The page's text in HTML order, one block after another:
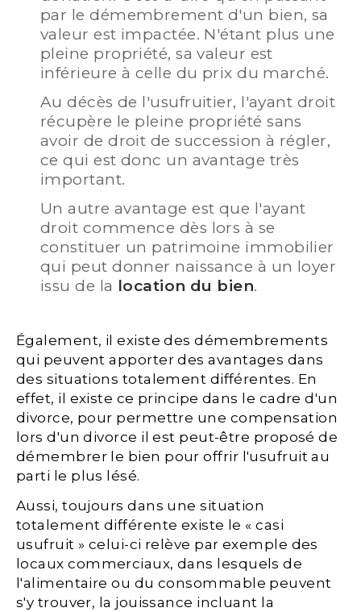
par le démembrement d'un bien, sa
valeur est impactée. N'étant plus une
pleine propriété, sa valeur est
inférieure à celle du prix du marché.
Au décès de l'usufruitier, l'ayant droit
récupère le pleine propriété sans
avoir de droit de succession à régler,
ce qui est donc un avantage très
important.
Un autre avantage est que l'ayant
droit commence dès lors à se
constituer un patrimoine immobilier
qui peut donner naissance à un loyer
issu de la location du bien.
Également, il existe des démembrements
qui peuvent apporter des avantages dans
des situations totalement différentes. En
effet, il existe ce principe dans le cadre d'un
divorce, pour permettre une compensation
lors d'un divorce il est peut-être proposé de
démembrer le bien pour offrir l'usufruit au
parti le plus lésé.
Aussi, toujours dans une situation
totalement différente existe le « casi
usufruit » celui-ci relève par exemple des
locaux commerciaux, dans lesquels de
l'alimentaire ou du consommable peuvent
s'y trouver, la jouissance incluant la